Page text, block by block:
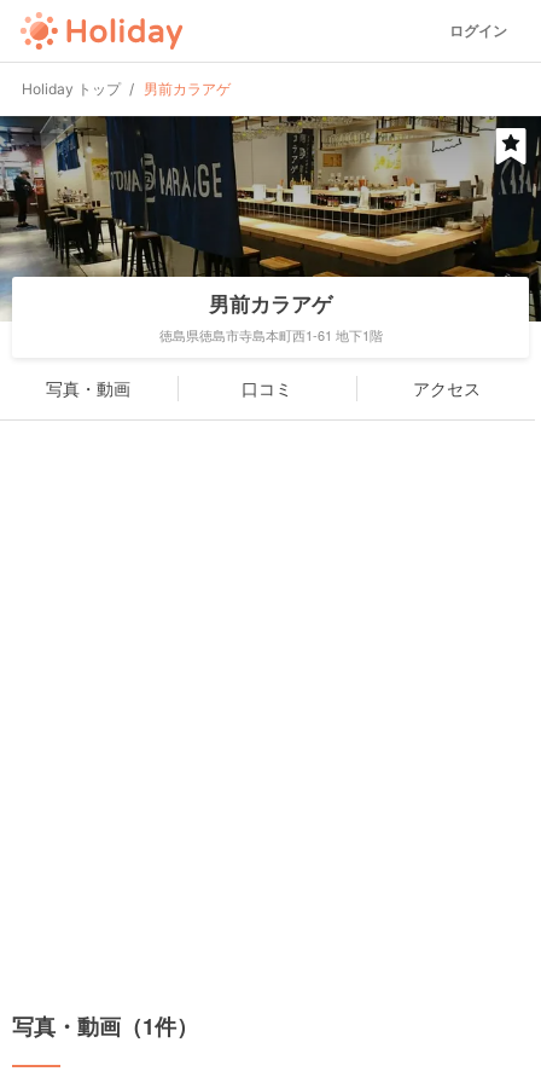
ログイン
Holiday トップ 男前カラアゲ
男前カラアゲ
徳島県徳島市寺島本町西1-61 地下1階
写真・動画 口コミ アクセス
写真・動画（1件）